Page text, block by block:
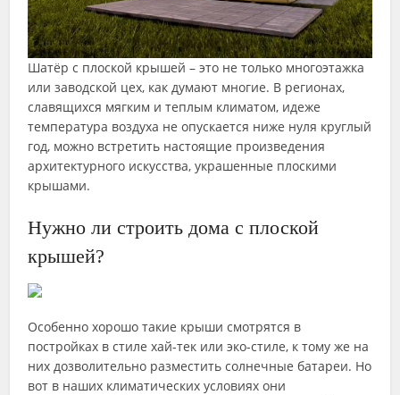
Шатёр с плоской крышей – это не только многоэтажка
или заводской цех, как думают многие. В регионах,
славящихся мягким и теплым климатом, идеже
температура воздуха не опускается ниже нуля круглый
год, можно встретить настоящие произведения
архитектурного искусства, украшенные плоскими
крышами.
Нужно ли строить дома с плоской
крышей?
Особенно хорошо такие крыши смотрятся в
постройках в стиле хай-тек или эко-стиле, к тому же на
них дозволительно разместить солнечные батареи. Но
вот в наших климатических условиях они